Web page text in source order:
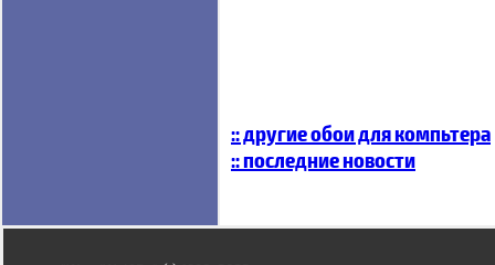
:: другие обои для компьтера
:: последние новости